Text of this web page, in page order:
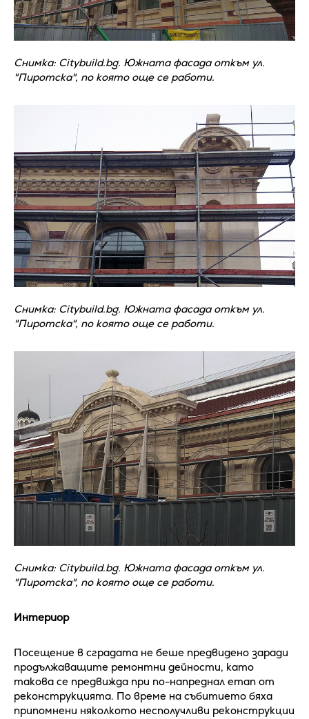
Снимка: Citybuild.bg. Южната фасада откъм ул.
"Пиротска", по която още се работи.
Снимка: Citybuild.bg. Южната фасада откъм ул.
"Пиротска", по която още се работи.
Снимка: Citybuild.bg. Южната фасада откъм ул.
"Пиротска", по която още се работи.
Интериор
Посещение в сградата не беше предвидено заради
продължаващите ремонтни дейности, като
такова се предвижда при по-напреднал етап от
реконструкцията. По време на събитието бяха
припомнени няколкото несполучливи реконструкции